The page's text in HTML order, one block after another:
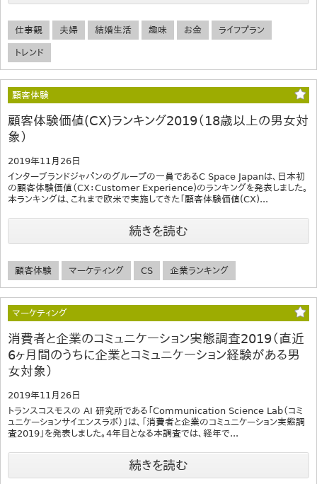
仕事観 夫婦 結婚生活 趣味 お金 ライフプラン
トレンド
顧客体験
顧客体験価値(CX)ランキング2019（18歳以上の男女対
象）
2019年11月26日
インターブランドジャパンのグループの一員であるC Space Japanは、日本初
の顧客体験価値（CX：Customer Experience)のランキングを発表しました。
本ランキングは、これまで欧米で実施してきた「顧客体験価値(CX)...
続きを読む
顧客体験 マーケティング CS 企業ランキング
マーケティング
消費者と企業のコミュニケーション実態調査2019（直近
6ヶ月間のうちに企業とコミュニケーション経験がある男
女対象）
2019年11月26日
トランスコスモスの AI 研究所である「Communication Science Lab（コミ
ュニケーションサイエンスラボ）」は、「消費者と企業のコミュニケーション実態調
査2019」を発表しました。4年目となる本調査では、経年で...
続きを読む